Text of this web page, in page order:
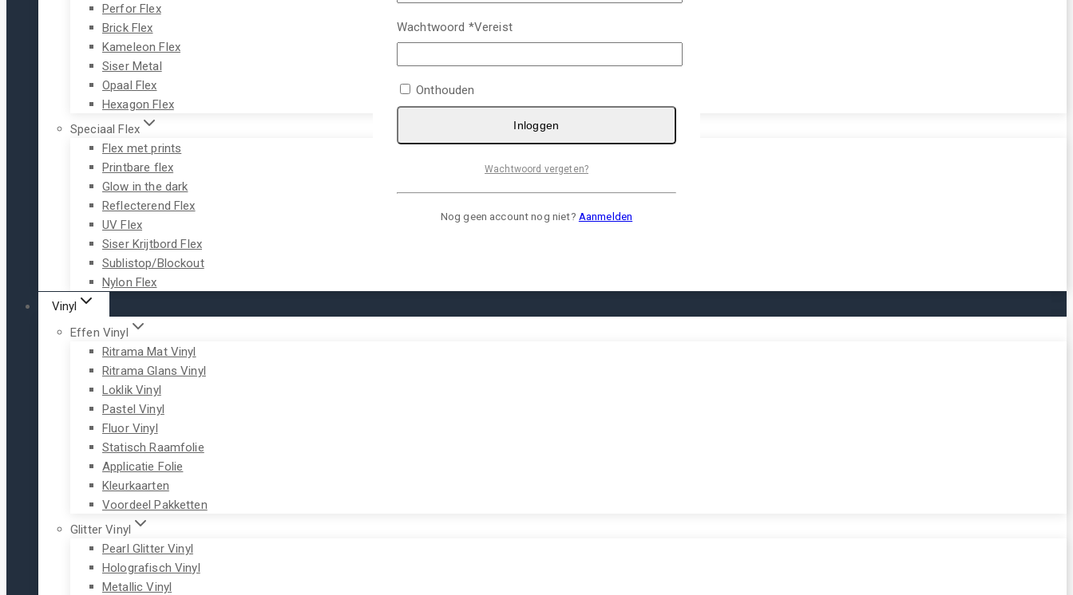
Perfor Flex
Brick Flex
Kameleon Flex
Siser Metal
Opaal Flex
Hexagon Flex
Speciaal Flex
Flex met prints
Printbare flex
Glow in the dark
Reflecterend Flex
UV Flex
Siser Krijtbord Flex
Sublistop/Blockout
Nylon Flex
Vinyl
Effen Vinyl
Ritrama Mat Vinyl
Ritrama Glans Vinyl
Loklik Vinyl
Pastel Vinyl
Fluor Vinyl
Statisch Raamfolie
Applicatie Folie
Kleurkaarten
Voordeel Pakketten
Glitter Vinyl
Pearl Glitter Vinyl
Holografisch Vinyl
Metallic Vinyl
Wachtwoord *Vereist
Onthouden
Inloggen
Wachtwoord vergeten?
Nog geen account nog niet? Aanmelden